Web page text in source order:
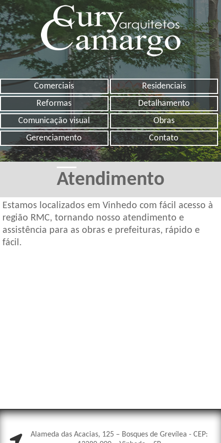
Comerciais
Residenciais
Reformas
Detalhamento
Comunicação visual
Obras
Gerenciamento
Contato
Atendimento
Estamos localizados em Vinhedo com fácil acesso à
região RMC, tornando nosso atendimento e
assistência para as obras e prefeituras, rápido e
fácil.
Alameda das Acacias, 125 – Bosques de Grevílea - CEP: